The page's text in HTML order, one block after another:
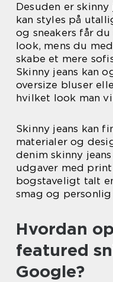
Desuden er
kan styles på
og sneakers får
look, mens du
skabe et mere
Skinny jeans kan
oversize bluser
hvilket look man
Skinny jeans kan
materialer og
denim skinny
udgaver med
bogstaveligt talt
smag og
Hvordan
featured
Google?